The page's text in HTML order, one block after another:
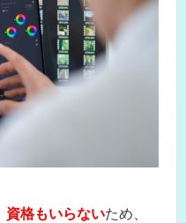
資格もいらないため、